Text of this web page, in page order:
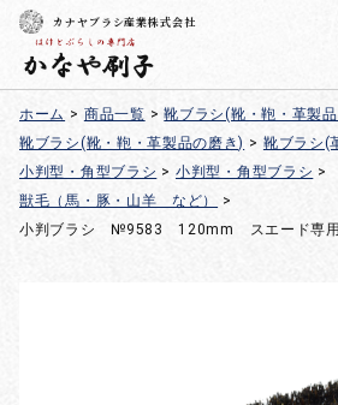
カナヤブラシ産業株式会社
ホーム > 商品一覧 > 靴ブラシ(靴・鞄・革製
靴ブラシ(靴・鞄・革製品の磨き) > 靴ブラシ
小判型・角型ブラシ > 小判型・角型ブラシ >
獣毛（馬・豚・山羊 など）
>
小判ブラシ №9583 120mm スエード専用